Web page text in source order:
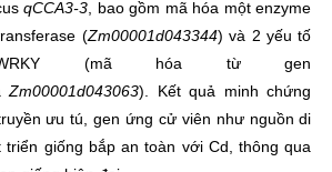
qCCA3-3 , bao gồm mã hóa một enzyme
(Zm00001d043344) và 2 yếu tố
(mã hóa từ gen
Zm00001d043063). Kết quả minh chứng
ưu tú, gen ứng cử viên như nguồn di
giống bắp an toàn với Cd, thông qua